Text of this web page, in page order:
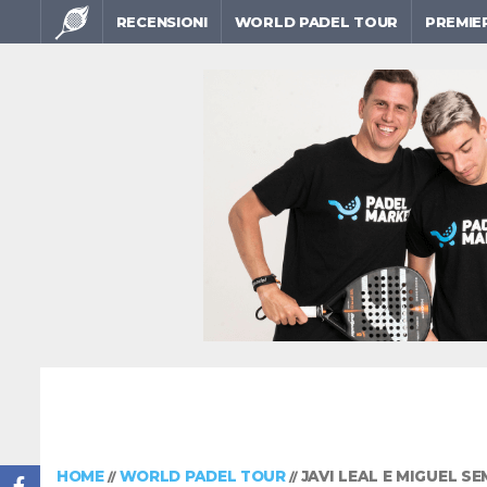
RECENSIONI WORLD PADEL TOUR
HOME// WORLD PADEL TOUR// JAVI LEAL E MIGUEL